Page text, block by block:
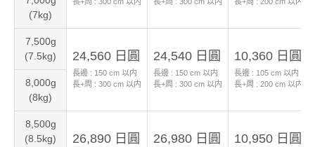
(7kg)
7,500g
(7.5kg)
24,560 日圓
長邊 : 150 cm 以内
長+周 : 300 cm 以内
24,540 日圓
長邊 : 150 cm 以内
長+周 : 300 cm 以内
10,360 日圓
長邊 : 105 cm 以内
長+周 : 200 cm 以内
8,000g
(8kg)
8,500g
(8.5kg)
26,890 日圓 26,980 日圓 10,950 日圓